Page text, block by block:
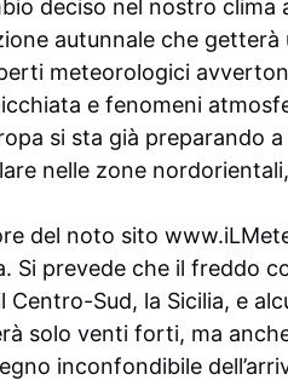
deciso nel nostro clima
autunnale che getterà
meteorologici
e fenomeni
si sta già preparando
nelle zone
del noto sito
Si prevede che il freddo
Sud, la Sicilia, e
solo venti forti, ma
inconfondibile